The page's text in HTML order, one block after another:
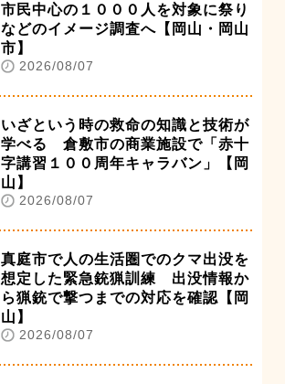
市民中心の１０００人を対象に祭り
などのイメージ調査へ【岡山・岡山
市】
2026/08/07
いざという時の救命の知識と技術が
学べる 倉敷市の商業施設で「赤十
字講習１００周年キャラバン」【岡
山】
2026/08/07
真庭市で人の生活圏でのクマ出没を
想定した緊急銃猟訓練 出没情報か
ら猟銃で撃つまでの対応を確認【岡
山】
2026/08/07